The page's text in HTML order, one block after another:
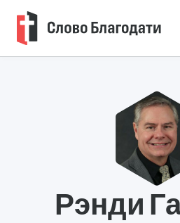
Рэнди